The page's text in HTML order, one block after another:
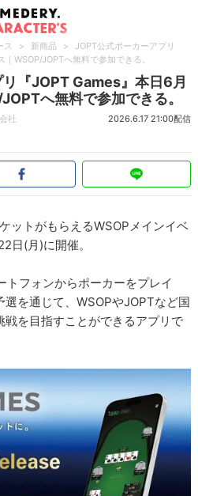
ス > 新商品 >
JOPT公式ポーカーアプリ
WSOP/JOPTへ無料で参加できる。
『JOPT Games』本日6月
へ無料で参加できる。
社 2026.6.17 21:00配信
ットがもらえるWSOPメインイベ
日(月)に開催。
トフォンからポーカーをプレイ
選を通じて、WSOPやJOPTなど国
を目指すことができるアプリで